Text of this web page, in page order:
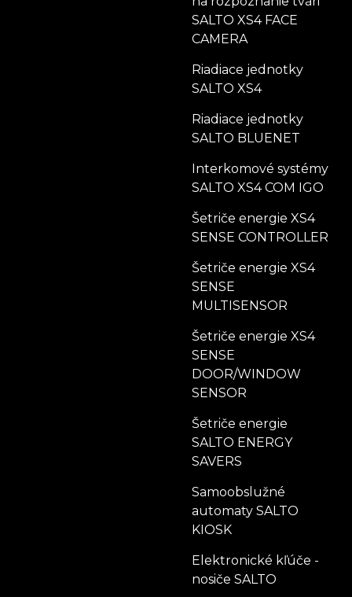
SALTO XS4 FACE
CAMERA
Riadiace jednotky
SALTO XS4
Riadiace jednotky
SALTO BLUENET
Interkomové systémy
SALTO XS4 COM IGO
Šetriče energie XS4
SENSE CONTROLLER
Šetriče energie XS4
SENSE
MULTISENSOR
Šetriče energie XS4
SENSE
DOOR/WINDOW
SENSOR
Šetriče energie
SALTO ENERGY
SAVERS
Samoobslužné
automaty SALTO
KIOSK
Elektronické kľúče -
nosiče SALTO